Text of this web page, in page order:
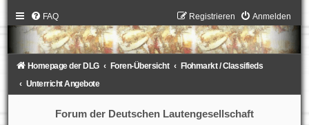
FAQ Anmelden
Registrieren
Homepage der DLG Foren-Übersicht
Flohmarkt / Classifieds
Unterricht Angebote
Forum der Deutschen Lautengesellschaft